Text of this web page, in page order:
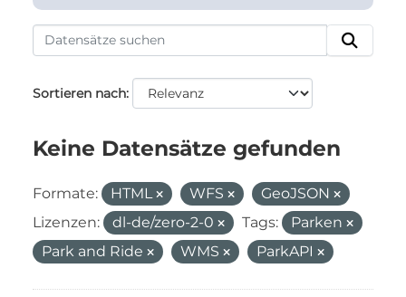
Sortieren nach
Keine Datensätze gefunden
Formate: HTML WFS
GeoJSON
Lizenzen:
dl-de/zero-2-0 Tags:
Parken
Park and Ride
WMS ParkAPI